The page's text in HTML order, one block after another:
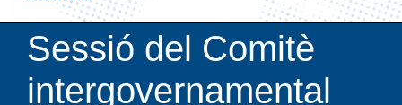
Sessió del Comitè
intergovernamental